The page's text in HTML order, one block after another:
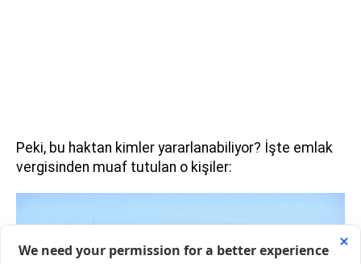
Peki, bu haktan kimler yararlanabiliyor? İşte emlak
vergisinden muaf tutulan o kişiler: